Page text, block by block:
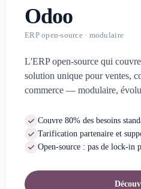
Odoo
ERP open-source · modulaire
L'ERP open-source qui
solution unique pour ventes,
commerce — modulaire,
Couvre 80% des besoins
Tarification partenaire et
Open-source : pas de lock-in